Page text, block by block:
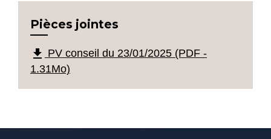
Pièces jointes
file_download PV conseil du 23/01/2025 (PDF -
1.31Mo)